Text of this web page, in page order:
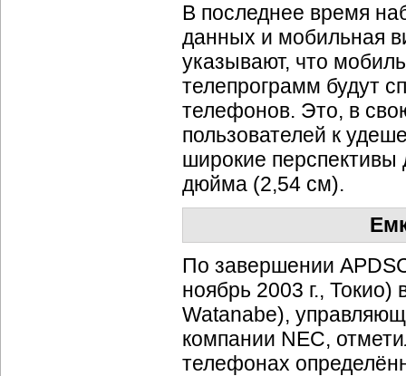
В последнее время
данных и мобильная
указывают, что
телепрограмм будут
телефонов. Это, в
пользователей к
широкие перспективы
дюйма (2,54 см).
По завершении
ноябрь 2003 г.,
Watanabe),
компании NEC,
телефонах